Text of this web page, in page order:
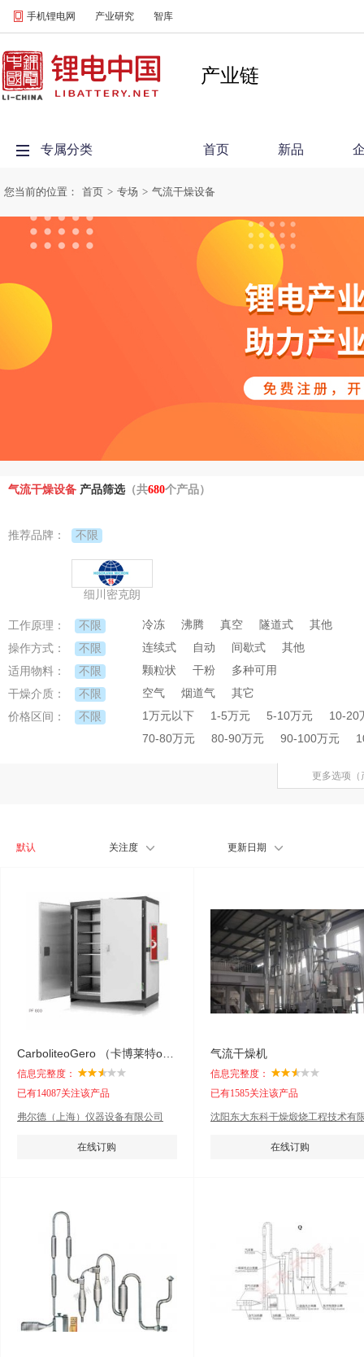
手机锂电网 产业研究 智库
产业链
专属分类 首页 新品
您当前的位置： 首页 > 专场 > 气流干燥设备
气流干燥设备 产品筛选（共680个产品）
推荐品牌： 不限
细川密克朗
工作原理： 不限 冷冻 沸腾 真空 隧道式 其他
操作方式： 不限 连续式 自动 间歇式 其他
适用物料： 不限 颗粒状 干粉 多种可用
干燥介质： 不限 空气 烟道气 其它
价格区间： 不限 1万元以下 1-5万元 5-10万元
10-20
70-80万元
80-90万元 90-100万元
更多选项
默认 关注度 更新日期
信息完整度：
已有14087关注该产品
弗尔德（上海）仪器设备有限公司
在线订购
气流干燥机
信息完整度：
已有1585关注该产品
沈阳东大东科干燥煅烧工程技术有
在线订购